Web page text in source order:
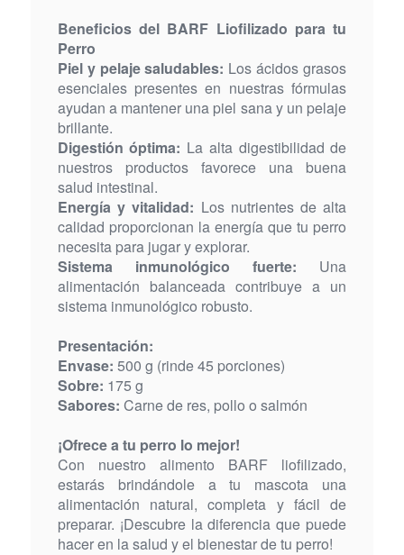
Beneficios del BARF Liofilizado para tu
Perro
Piel y pelaje saludables: Los ácidos grasos
esenciales presentes en nuestras fórmulas
ayudan a mantener una piel sana y un pelaje
brillante.
Digestión óptima: La alta digestibilidad de
nuestros productos favorece una buena
salud intestinal.
Energía y vitalidad: Los nutrientes de alta
calidad proporcionan la energía que tu perro
necesita para jugar y explorar.
Sistema inmunológico fuerte: Una
alimentación balanceada contribuye a un
sistema inmunológico robusto.
Presentación:
Envase: 500 g (rinde 45 porciones)
Sobre: 175 g
Sabores: Carne de res, pollo o salmón
¡Ofrece a tu perro lo mejor!
Con nuestro alimento BARF liofilizado,
estarás brindándole a tu mascota una
alimentación natural, completa y fácil de
preparar. ¡Descubre la diferencia que puede
hacer en la salud y el bienestar de tu perro!